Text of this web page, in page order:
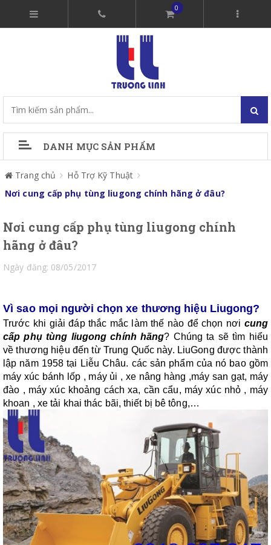
0
DANH MỤC SẢN PHẨM
Trang chủ
Hỗ Trợ Kỹ Thuật
Nơi cung cấp phụ tùng liugong chính hãng ở đâu?
Nơi cung cấp phụ tùng liugong chính
hãng ở đâu?
Ngày đăng: 08/05/2017
Vì sao mọi người chọn xe thương hiệu Liugong?
Trước khi giải đáp thắc mắc làm thế nào để chọn nơi cung
cấp phụ tùng liugong chính hãng? Chúng ta sẽ tìm hiểu
về thương hiệu đến từ Trung Quốc này. LiuGong được thành
lập năm 1958 tại Liễu Châu. các sản phẩm của nó bao gồm
máy xúc bánh lốp , máy ủi , xe nâng hàng ,máy san gạt, máy
đào , máy xúc khoảng cách xa, cần cẩu, máy xúc nhỏ , máy
khoan , xe tải khai thác bãi, thiết bị bê tông,…